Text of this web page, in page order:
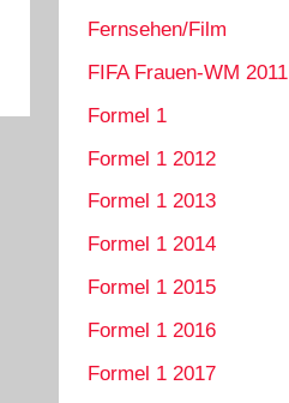
Fernsehen/Film
FIFA Frauen-WM 2011
Formel 1
Formel 1 2012
Formel 1 2013
Formel 1 2014
Formel 1 2015
Formel 1 2016
Formel 1 2017